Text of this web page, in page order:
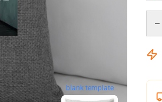
blank template